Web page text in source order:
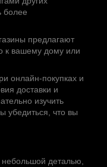
более
предлагают
к вашему дому или
онлайн-покупках и
доставки и
изучить
убедиться, что вы
небольшой деталью,